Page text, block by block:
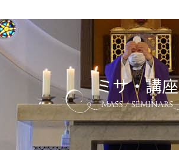
ミサ・講座
MASS / SEMINARS